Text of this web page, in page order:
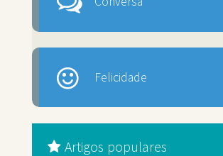
Felicidade
Artigos populares